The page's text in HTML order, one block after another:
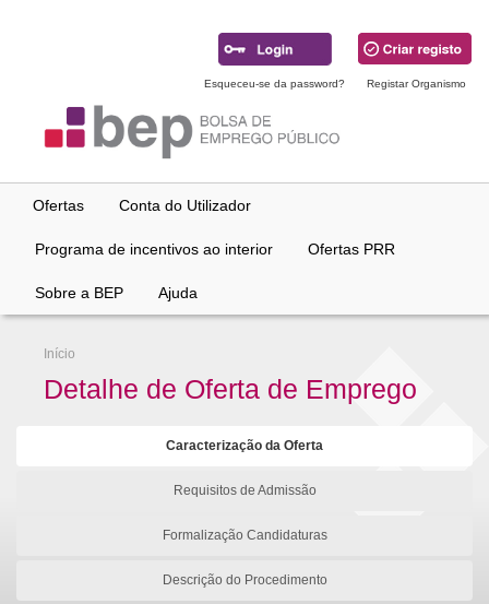
Esqueceu-se da password? Registar Organismo
Ofertas Conta do Utilizador
Programa de incentivos ao interior Ofertas PRR
Sobre a BEP Ajuda
Início
Detalhe de Oferta de Emprego
Caracterização da Oferta
Requisitos de Admissão
Formalização Candidaturas
Descrição do Procedimento